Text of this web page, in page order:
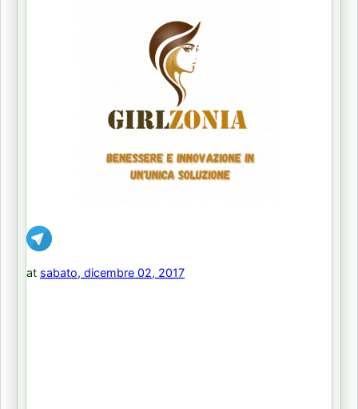
at sabato, dicembre 02, 2017